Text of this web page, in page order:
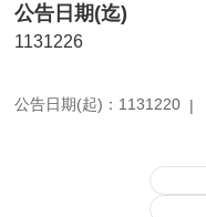
項
網
公告日期(迄)
1131226
公告日期(起)：1131220